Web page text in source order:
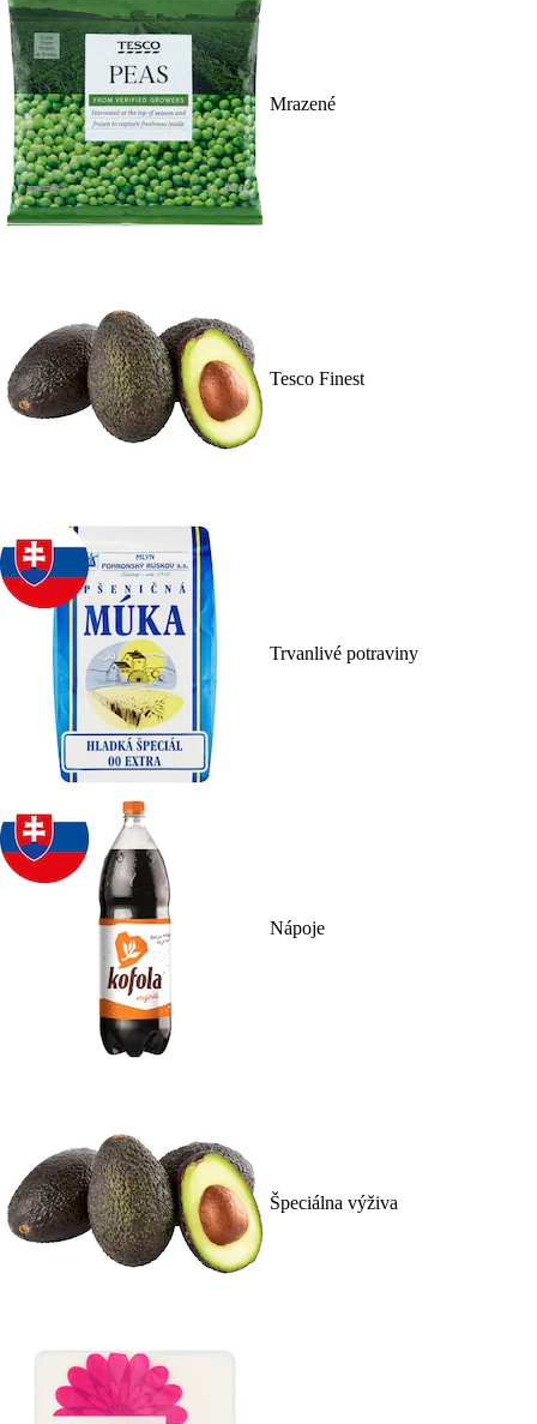
Mrazené
Tesco Finest
Trvanlivé potraviny
Nápoje
Špeciálna výživa